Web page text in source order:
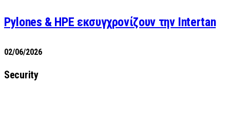
Pylones & HPE εκσυγχρονίζουν την Intertan
02/06/2026
Security